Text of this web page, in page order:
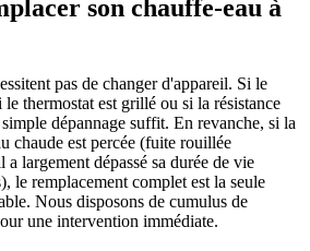
son chauffe-eau à
pas de changer d'appareil. Si le
thermostat est grillé ou si la résistance
dépannage suffit. En revanche, si la
chaude est percée (fuite rouillée
largement dépassé sa durée de vie
le remplacement complet est la seule
Nous disposons de cumulus de
une intervention immédiate.